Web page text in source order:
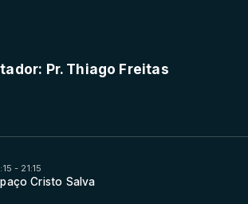
Pr. Thiago Freitas
- 21:15
Cristo Salva